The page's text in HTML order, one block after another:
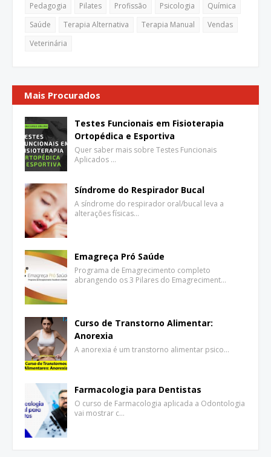
Pedagogia
Pilates Profissão Psicologia
Química
Saúde
Terapia Alternativa Terapia Manual
Vendas
Veterinária
Mais Procurados
Testes Funcionais em Fisioterapia
Ortopédica e Esportiva
Quer saber mais sobre Testes Funcionais
Aplicados …
Síndrome do Respirador Bucal
A síndrome do respirador oral/bucal leva a
alterações físicas…
Emagreça Pró Saúde
Programa de Emagrecimento completo
abrangendo os 3 Pilares do Emagreciment…
Curso de Transtorno Alimentar:
Anorexia
A anorexia é um transtorno alimentar psico…
Farmacologia para Dentistas
O curso de Farmacologia aplicada a Odontologia
vai mostrar c…